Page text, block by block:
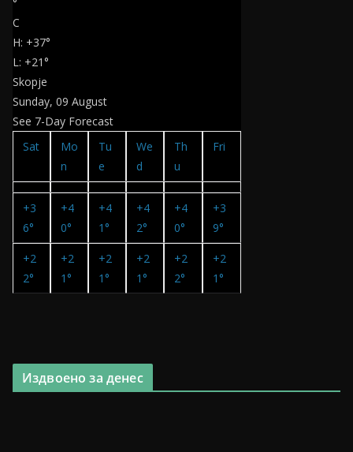
C
H: +37°
L: +21°
Skopje
Sunday, 09 August
See 7-Day Forecast
Sat
Mo
n
Tu
e
We
d
Th
u
Fri
+3
6°
+4
0°
+4
1°
+4
2°
+4
0°
+3
9°
+2
2°
+2
1°
+2
1°
+2
1°
+2
2°
+2
1°
Издвоено за денес